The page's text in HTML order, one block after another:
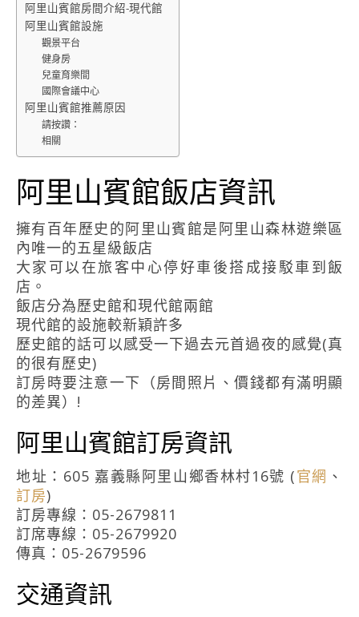
阿里山賓館房間介紹-現代館
阿里山賓館設施
觀景平台
健身房
兒童育樂間
國際會議中心
阿里山賓館推薦原因
請按讚：
相關
阿里山賓館飯店資訊
擁有百年歷史的阿里山賓館是阿里山森林遊樂區
內唯一的五星級飯店
大家可以在旅客中心停好車後搭成接駁車到飯
店。
飯店分為歷史館和現代館兩館
現代館的設施較新穎許多
歷史館的話可以感受一下過去元首過夜的感覺(真
的很有歷史)
訂房時要注意一下（房間照片、價錢都有滿明顯
的差異）!
阿里山賓館訂房資訊
地址：605 嘉義縣阿里山鄉香林村16號 (官網 、
訂房)
訂房專線：05-2679811
訂席專線：05-2679920
傳真：05-2679596
交通資訊